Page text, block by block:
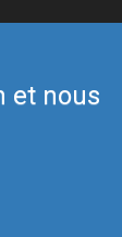
et nous